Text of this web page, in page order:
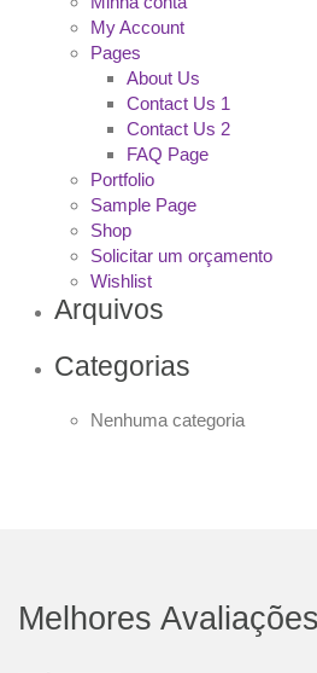
My Account
Pages
About Us
Contact Us 1
Contact Us 2
FAQ Page
Portfolio
Sample Page
Shop
Solicitar um orçamento
Wishlist
Arquivos
Categorias
Nenhuma categoria
Melhores Avaliações